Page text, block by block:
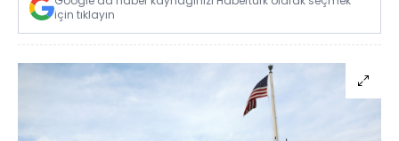
için tıklayın